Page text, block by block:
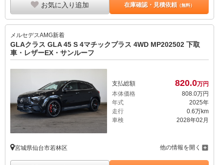
お気に入り追加 在庫確認・見積依頼（無料）
メルセデスAMG新着
GLAクラス GLA 45 S 4マチックプラス 4WD MP202502 下取
車・レザーEX・サンルーフ
支払総額 820.0万円
本体価格
808. 0万円
年式
2025年
走行
0.6万km
車検
2028年02月
宮城県仙台市若林区 他の情報を開く